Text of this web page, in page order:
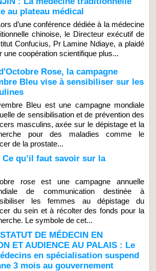
au plateau médical
d’une conférence dédiée à la médecine
chinoise, le Directeur exécutif de
Confucius, Pr Lamine Ndiaye, a plaidé
une coopération scientifique plus...
Rose, la campagne
Bleu vise à sensibiliser sur les
Bleu est une campagne mondiale
de sensibilisation et de prévention des
masculins, axée sur le dépistage et la
pour des maladies comme le
de la prostate...
qu’il faut savoir sur la
rose est une campagne annuelle
de communication destinée à
les femmes au dépistage du
du sein et à récolter des fonds pour la
Le symbole de cet...
DE MÉDECIN EN
ET AUDIENCE AU PALAIS : Le
en spécialisation suspend
3 mois au gouvernement